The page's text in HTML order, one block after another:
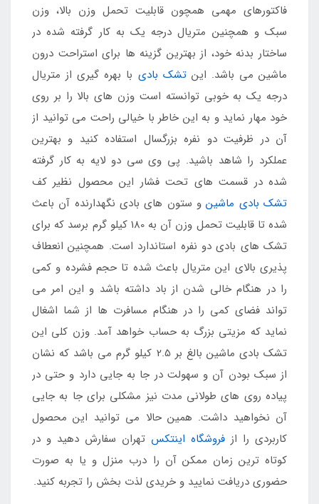
فاکتورهای مهمی همچون قابلیت تحمل وزن بالا، وزن
سبک و همچنین متریال درجه یک به کار گرفته شده در
ساختار بدنه خود، از بهترین گزینه ها برای استراحت درون
ماشین می باشد. اینتشک بادی با بهره گیری از متریال
درجه یک به خوبی توانسته است وزن های بالا را بر روی
خود مهار نماید و به این خاطر با خیالی راحت می توانید از
آن در ظرفیت دو نفره بزرگسال استفاده کنید و بهترین
عملکرد را شاهد باشید. پی وی سی دو لایه به کار گرفته
شده در قسمت های تحت فشار این محصول نظیر کف
تشک بادی ماشینو ستون های بادی نگهدارنده آن باعث
شده تا قابلیت تحمل وزن آن به 180 کیلو گرم برسد که برای
تشک های بادی دو نفره استاندارد است. همچنین انعطاف
پذیری بالای این متریال باعث شده تا حجم فشرده و کمی
را در هنگام خالی شدن از باد داشته باشد و این امر می
تواند فضای کمی را در هنگام مسافرت ها از شما اشغال
نماید که مزیتی بزرگ به حساب خواهد آمد. وزن کلی این
تشک بادی ماشین بالغ بر 2.5 کیلو گرم می باشد که نشان
از سبک بودن آن و سهولت در جا به جایی دارد و حتی در
پیاده روی های طولانی مدت نیز مشکلی برای جا به جایی
آن نخواهید داشت. همین حالا می توانید این محصول
کاربردی را از فروشگاه اینتکس تهران سفارش دهید و در
کوتاه ترین زمان ممکن آن را درب منزل و یا به صورت
حضوری دریافت نمایید و خریدی لذت بخش را تجربه کنید.